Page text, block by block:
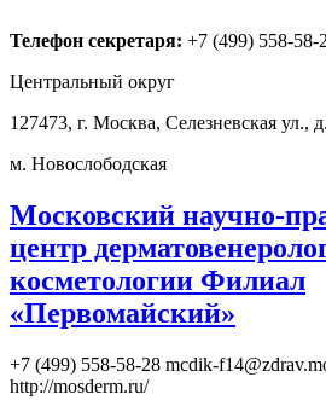
Телефон секретаря: +7 (499) 558-58-
Центральный округ
127473, г. Москва, Селезневская ул.,
м. Новослободская
Московский научно-
центр
косметологии Филиал
«Первомайский»
+7 (499) 558-58-28 mcdik-
http://mosderm.ru/